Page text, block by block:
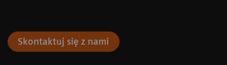
Skontaktuj się z nami